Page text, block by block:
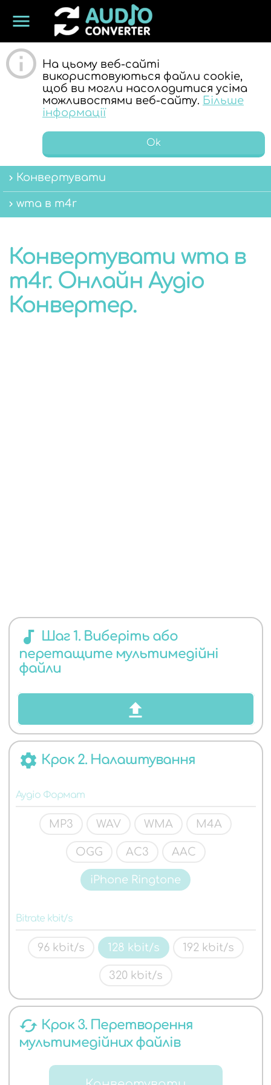
menu
ОНЛАЙН
АУДІО
КОНВЕРТЕР
АУДІО
ФОРМАТІВ
На цьому веб-сайті
використовуються файли cookie,
щоб ви могли насолодитися усіма
можливостями веб-сайту. Більше
інформації
Ok
Конвертувати
wma в m4r
Конвертувати wma в
m4r. Онлайн Аудіо
Конвертер.
audiotrack Шаг 1. Виберіть або
перетащите мультимедійні
файли
settings Крок 2. Налаштування
Аудіо Формат
MP3 WAV WMA M4A
OGG AC3 AAC
iPhone Ringtone
Bitrate kbit/s
96 kbit/s 128 kbit/s 192 kbit/s
320 kbit/s
cached Крок 3. Перетворення
мультимедійних файлів